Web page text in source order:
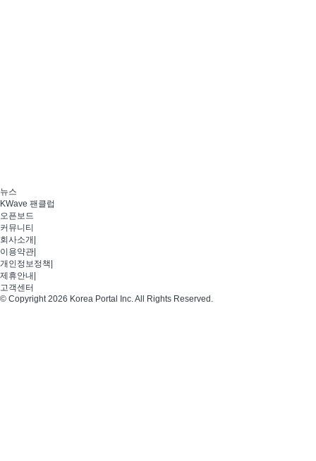
뉴스
KWave 팬클럽
오픈보드
커뮤니티
회사소개
이용약관
개인정보정책
제휴안내
고객센터
© Copyright 2026 Korea Portal Inc. All Rights Reserved.